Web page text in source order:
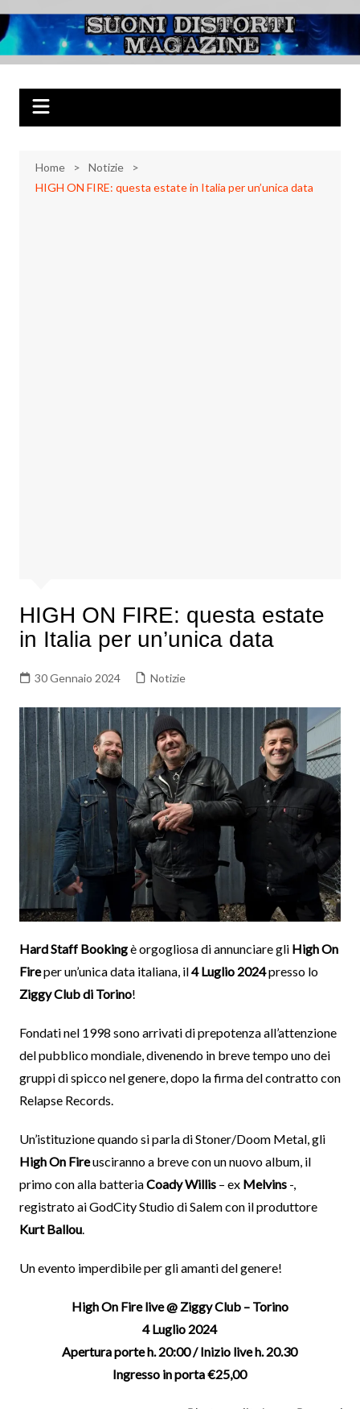
al
contenuto
Suoni Distorti
Magazine
Musica Rock, Metal, Punk e varie sonorità alternative
Home
Notizie
HIGH ON FIRE: questa estate in Italia per un’unica data
HIGH ON FIRE: questa estate
in Italia per un’unica data
30 Gennaio 2024 Notizie
Hard Staff Bookingè orgogliosa di annunciare gli High On
Fireper un’unica data italiana, il4 Luglio 2024presso lo
Ziggy Club di Torino!
Fondati nel 1998 sono arrivati di prepotenza all’attenzione
del pubblico mondiale, divenendo in breve tempo uno dei
gruppi di spicco nel genere, dopo la firma del contratto con
Relapse Records.
Un’istituzione quando si parla di Stoner/Doom Metal, gli
High On Fireusciranno a breve con un nuovo album, il
primo con alla batteriaCoady Willis– ex Melvins-,
registrato ai GodCity Studio di Salem con il produttore
Kurt Ballou.
Un evento imperdibile per gli amanti del genere!
High On Fire live @ Ziggy Club – Torino
4 Luglio 2024
Apertura porte h. 20:00 / Inizio live h. 20.30
Ingresso in porta €25,00